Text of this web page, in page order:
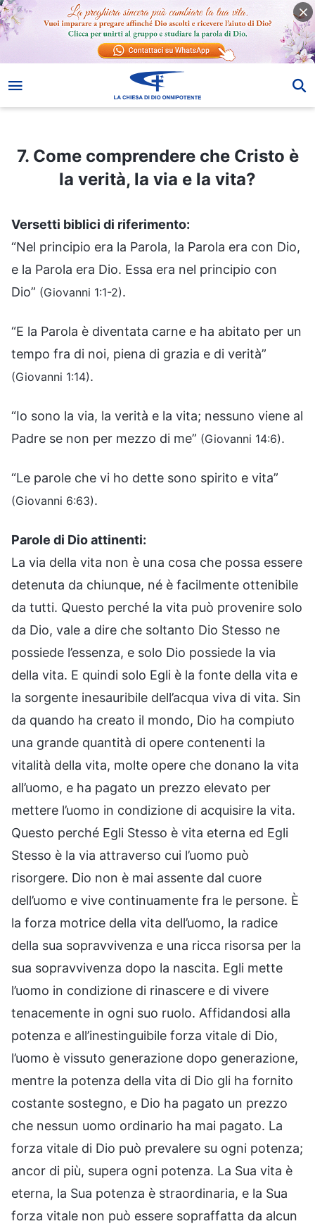
7. Come comprendere che Cristo è
la verità, la via e la vita?
Versetti biblici di riferimento:
“Nel principio era la Parola, la Parola era con Dio,
e la Parola era Dio. Essa era nel principio con
Dio” (Giovanni 1:1-2).
“E la Parola è diventata carne e ha abitato per un
tempo fra di noi, piena di grazia e di verità”
(Giovanni 1:14).
“Io sono la via, la verità e la vita; nessuno viene al
Padre se non per mezzo di me” (Giovanni 14:6).
“Le parole che vi ho dette sono spirito e vita”
(Giovanni 6:63).
Parole di Dio attinenti:
La via della vita non è una cosa che possa essere
detenuta da chiunque, né è facilmente ottenibile
da tutti. Questo perché la vita può provenire solo
da Dio, vale a dire che soltanto Dio Stesso ne
possiede l’essenza, e solo Dio possiede la via
della vita. E quindi solo Egli è la fonte della vita e
la sorgente inesauribile dell’acqua viva di vita. Sin
da quando ha creato il mondo, Dio ha compiuto
una grande quantità di opere contenenti la
vitalità della vita, molte opere che donano la vita
all’uomo, e ha pagato un prezzo elevato per
mettere l’uomo in condizione di acquisire la vita.
Questo perché Egli Stesso è vita eterna ed Egli
Stesso è la via attraverso cui l’uomo può
risorgere. Dio non è mai assente dal cuore
dell’uomo e vive continuamente fra le persone. È
la forza motrice della vita dell’uomo, la radice
della sua sopravvivenza e una ricca risorsa per la
sua sopravvivenza dopo la nascita. Egli mette
l’uomo in condizione di rinascere e di vivere
tenacemente in ogni suo ruolo. Affidandosi alla
potenza e all’inestinguibile forza vitale di Dio,
l’uomo è vissuto generazione dopo generazione,
mentre la potenza della vita di Dio gli ha fornito
costante sostegno, e Dio ha pagato un prezzo
che nessun uomo ordinario ha mai pagato. La
forza vitale di Dio può prevalere su ogni potenza;
ancor di più, supera ogni potenza. La Sua vita è
eterna, la Sua potenza è straordinaria, e la Sua
forza vitale non può essere sopraffatta da alcun